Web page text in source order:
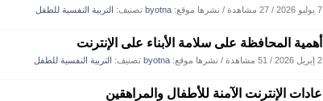
7 يوليو 2026 / 27 مشاهدة / نشرها موقع: byotna تصنيف: التربية النفسية للطفل
أهمية المحافظة على سلامة الأبناء على الإنترنت
2 إبريل 2026 / 51 مشاهدة / نشرها موقع: byotna تصنيف: التربية النفسية للطفل
عادات الإنترنت الآمنة للأطفال والمراهقين